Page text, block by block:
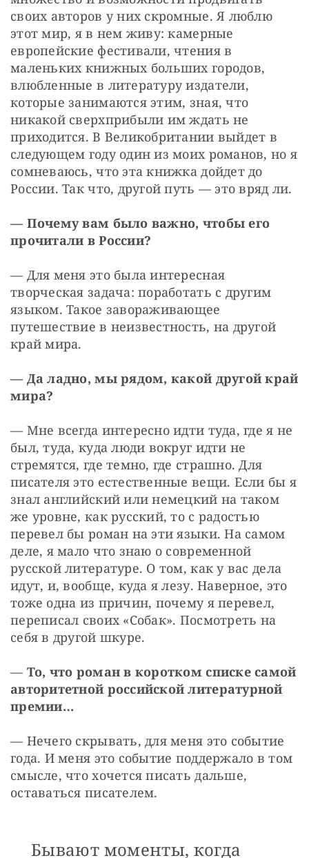
своих авторов у них скромные. Я люблю
этот мир, я в нем живу: камерные
европейские фестивали, чтения в
маленьких книжных больших городов,
влюбленные в литературу издатели,
которые занимаются этим, зная, что
никакой сверхприбыли им ждать не
приходится. В Великобритании выйдет в
следующем году один из моих романов, но я
сомневаюсь, что эта книжка дойдет до
России. Так что, другой путь — ​это вряд ли.
— Почему вам было важно, чтобы его
прочитали в России?
— Для меня это была интересная
творческая задача: поработать с другим
языком. Такое завораживающее
путешествие в неизвестность, на другой
край мира.
— Да ладно, мы рядом, какой другой край
мира?
— Мне всегда интересно идти туда, где я не
был, туда, куда люди вокруг идти не
стремятся, где темно, где страшно. Для
писателя это естественные вещи. Если бы я
знал английский или немецкий на таком
же уровне, как русский, то с радостью
перевел бы роман на эти языки. На самом
деле, я мало что знаю о современной
русской литературе. О том, как у вас дела
идут, и, вообще, куда я лезу. Наверное, это
тоже одна из причин, почему я перевел,
переписал своих «Собак». Посмотреть на
себя в другой шкуре.
— То, что роман в коротком списке самой
авторитетной российской литературной
премии…
— Нечего скрывать, для меня это событие
года. И меня это событие поддержало в том
смысле, что хочется писать дальше,
оставаться писателем.
Бывают моменты, когда